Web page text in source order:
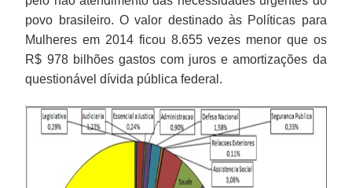
povo brasileiro. O valor destinado às Políticas para
Mulheres em 2014 ficou 8.655 vezes menor que os
R$ 978 bilhões gastos com juros e amortizações da
questionável dívida pública federal.